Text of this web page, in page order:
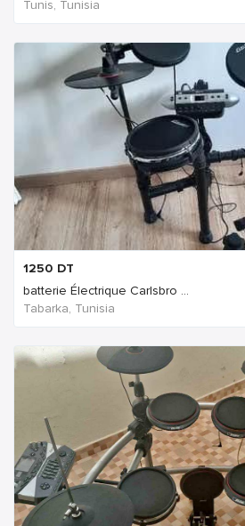
Tunis, Tunisia
1250 DT
batterie Électrique Carlsbro ...
Tabarka, Tunisia